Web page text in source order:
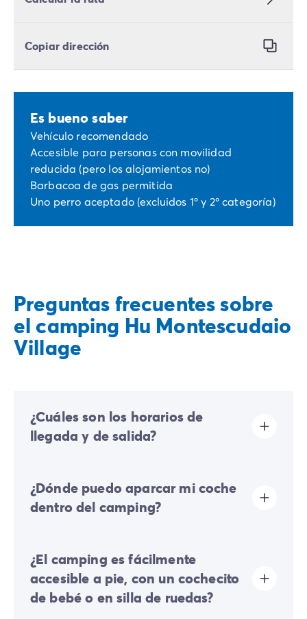
Copiar dirección
Es bueno saber
Vehículo recomendado
Accesible para personas con movilidad
reducida (pero los alojamientos no)
Barbacoa de gas permitida
Uno perro aceptado (excluidos 1º y 2º categoría)
Preguntas frecuentes sobre
el camping Hu Montescudaio
Village
¿Cuáles son los horarios de
llegada y de salida?
salida es de 08:00 a 10:00. A su llegada, le rogamos
que se dirija primero a la recepción principal del
camping y, posteriormente, a la recepción de Homair
¿Dónde puedo aparcar mi coche
dentro del camping?
coche adicional deberá estacionar en el aparcamiento
Algunas parcelas permiten estacionar su vehículo; si no
es el caso, se pondrá a su disposición un aparcamiento
¿El camping es fácilmente
accesible a pie, con un cochecito
de bebé o en silla de ruedas?